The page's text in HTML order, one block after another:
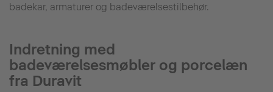
badekar, armaturer og badeværelsestilbehør.
Indretning med
badeværelsesmøbler og porcelæn
fra Duravit